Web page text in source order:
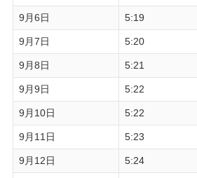
9月6日 5:19
9月7日 5:20
9月8日 5:21
9月9日 5:22
9月10日 5:22
9月11日 5:23
9月12日 5:24